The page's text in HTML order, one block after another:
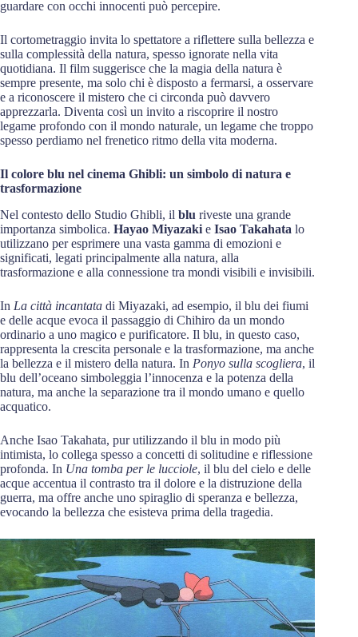
guardare con occhi innocenti può percepire.
Il cortometraggio invita lo spettatore a riflettere sulla bellezza e
sulla complessità della natura, spesso ignorate nella vita
quotidiana. Il film suggerisce che la magia della natura è
sempre presente, ma solo chi è disposto a fermarsi, a osservare
e a riconoscere il mistero che ci circonda può davvero
apprezzarla. Diventa così un invito a riscoprire il nostro
legame profondo con il mondo naturale, un legame che troppo
spesso perdiamo nel frenetico ritmo della vita moderna.
Il colore blu nel cinema Ghibli: un simbolo di natura e
trasformazione
Nel contesto dello Studio Ghibli, il blu riveste una grande
importanza simbolica. Hayao Miyazaki e Isao Takahata lo
utilizzano per esprimere una vasta gamma di emozioni e
significati, legati principalmente alla natura, alla
trasformazione e alla connessione tra mondi visibili e invisibili.
In La città incantata di Miyazaki, ad esempio, il blu dei fiumi
e delle acque evoca il passaggio di Chihiro da un mondo
ordinario a uno magico e purificatore. Il blu, in questo caso,
rappresenta la crescita personale e la trasformazione, ma anche
la bellezza e il mistero della natura. In Ponyo sulla scogliera, il
blu dell’oceano simboleggia l’innocenza e la potenza della
natura, ma anche la separazione tra il mondo umano e quello
acquatico.
Anche Isao Takahata, pur utilizzando il blu in modo più
intimista, lo collega spesso a concetti di solitudine e riflessione
profonda. In Una tomba per le lucciole, il blu del cielo e delle
acque accentua il contrasto tra il dolore e la distruzione della
guerra, ma offre anche uno spiraglio di speranza e bellezza,
evocando la bellezza che esisteva prima della tragedia.